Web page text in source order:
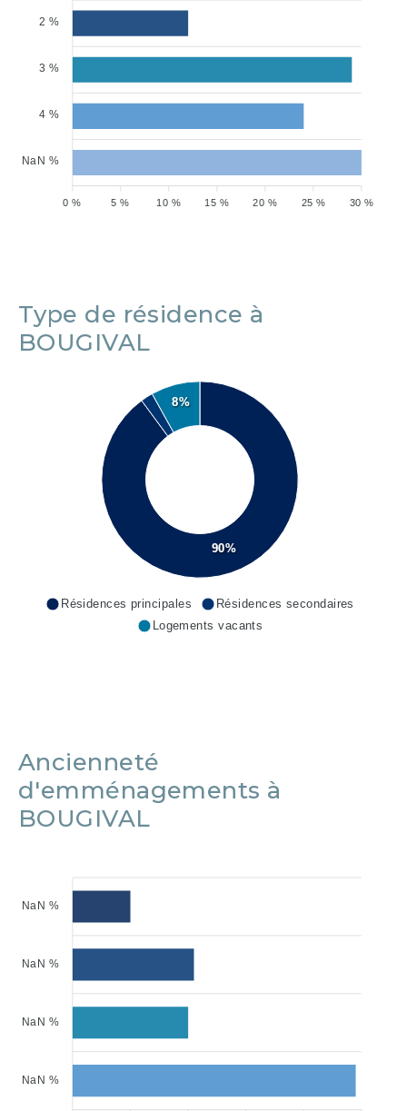
2 %
3 %
4 %
NaN %
30 %
25 %
20 %
15 %
10 %
5 %
0 %
Type de résidence à
BOUGIVAL
90%
8%
Résidences principales
Résidences secondaires
Logements vacants
Ancienneté
d'emménagements à
BOUGIVAL
NaN %
NaN %
NaN %
NaN %